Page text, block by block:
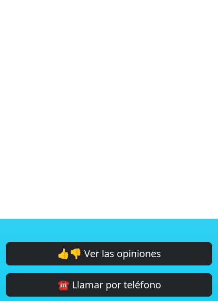
👍👎 Ver las opiniones
☎️ Llamar por teléfono